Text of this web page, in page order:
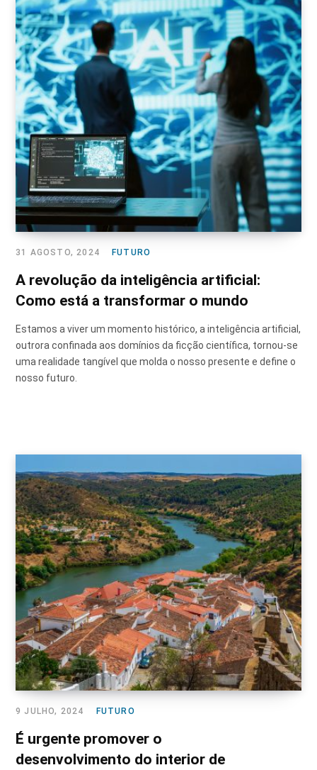
FUTURO
31 AGOSTO, 2024
A revolução da inteligência artificial:
Como está a transformar o mundo
Estamos a viver um momento histórico, a inteligência artificial,
outrora confinada aos domínios da ficção científica, tornou-se
uma realidade tangível que molda o nosso presente e define o
nosso futuro.
FUTURO
9 JULHO, 2024
É urgente promover o
desenvolvimento do interior de